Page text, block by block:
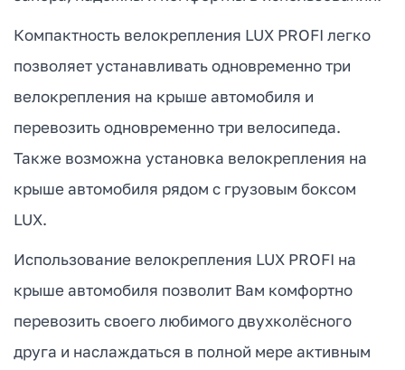
Компактность велокрепления LUX PROFI легко
позволяет устанавливать одновременно три
велокрепления на крыше автомобиля и
перевозить одновременно три велосипеда.
Также возможна установка велокрепления на
крыше автомобиля рядом с грузовым боксом
LUX.
Использование велокрепления LUX PROFI на
крыше автомобиля позволит Вам комфортно
перевозить своего любимого двухколёсного
друга и наслаждаться в полной мере активным